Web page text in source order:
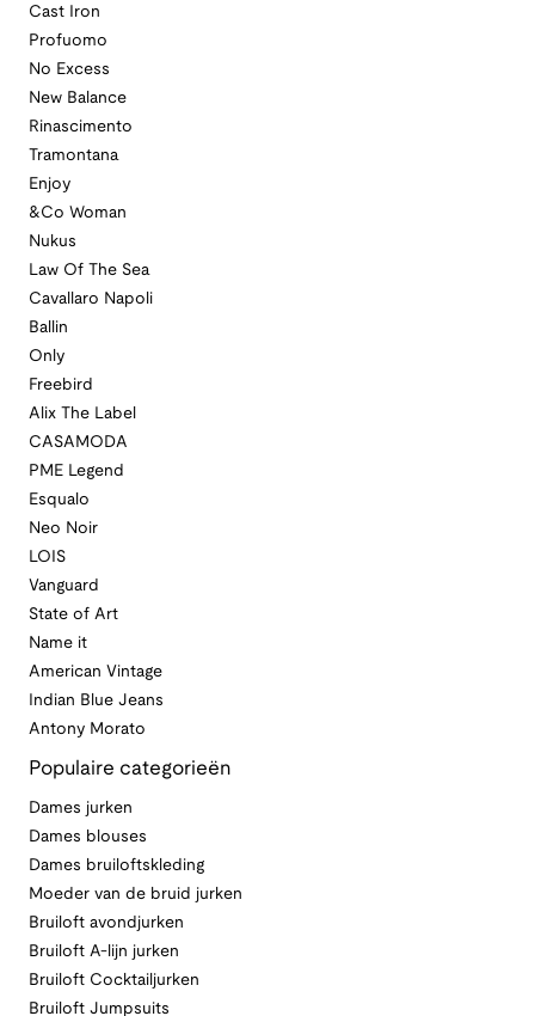
Cast Iron
Profuomo
No Excess
New Balance
Rinascimento
Tramontana
Enjoy
&Co Woman
Nukus
Law Of The Sea
Cavallaro Napoli
Ballin
Only
Freebird
Alix The Label
CASAMODA
PME Legend
Esqualo
Neo Noir
LOIS
Vanguard
State of Art
Name it
American Vintage
Indian Blue Jeans
Antony Morato
Populaire categorieën
Dames jurken
Dames blouses
Dames bruiloftskleding
Moeder van de bruid jurken
Bruiloft avondjurken
Bruiloft A-lijn jurken
Bruiloft Cocktailjurken
Bruiloft Jumpsuits